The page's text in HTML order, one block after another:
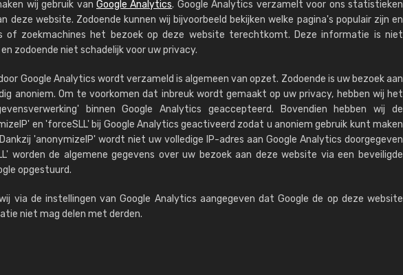
wij gebruik van Google Analytics. Google Analytics verzamelt voor ons statistieken
deze website. Zodoende kunnen wij bijvoorbeeld bekijken welke pagina's populair zijn en
of zoekmachines het bezoek op deze website terechtkomt. Deze informatie is niet
zodoende niet schadelijk voor uw privacy.
Google Analytics wordt verzameld is algemeen van opzet. Zodoende is uw bezoek aan
anoniem. Om te voorkomen dat inbreuk wordt gemaakt op uw privacy, hebben wij het
binnen Google Analytics geaccepteerd. Bovendien hebben wij de
en 'forceSLL' bij Google Analytics geactiveerd zodat u anoniem gebruik kunt maken
'anonymizeIP' wordt niet uw volledige IP-adres aan Google Analytics doorgegeven
worden de algemene gegevens over uw bezoek aan deze website via een beveiligde
opgestuurd.
via de instellingen van Google Analytics aangegeven dat Google de op deze website
niet mag delen met derden.